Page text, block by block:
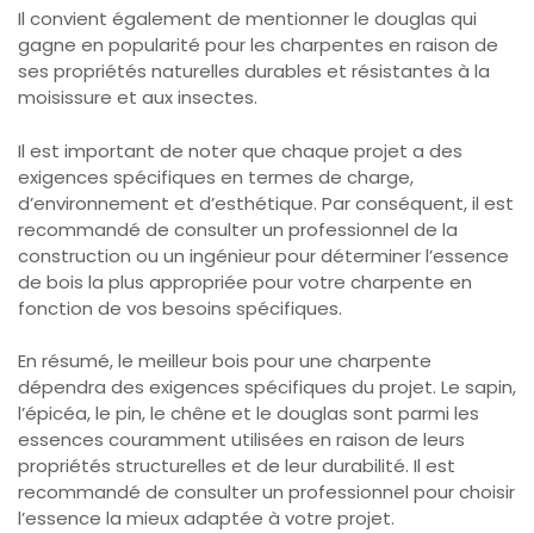
Il convient également de mentionner le douglas qui
gagne en popularité pour les charpentes en raison de
ses propriétés naturelles durables et résistantes à la
moisissure et aux insectes.
Il est important de noter que chaque projet a des
exigences spécifiques en termes de charge,
d’environnement et d’esthétique. Par conséquent, il est
recommandé de consulter un professionnel de la
construction ou un ingénieur pour déterminer l’essence
de bois la plus appropriée pour votre charpente en
fonction de vos besoins spécifiques.
En résumé, le meilleur bois pour une charpente
dépendra des exigences spécifiques du projet. Le sapin,
l’épicéa, le pin, le chêne et le douglas sont parmi les
essences couramment utilisées en raison de leurs
propriétés structurelles et de leur durabilité. Il est
recommandé de consulter un professionnel pour choisir
l’essence la mieux adaptée à votre projet.